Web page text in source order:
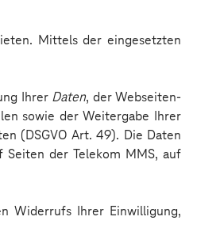
Mittels der eingesetzten
Ihrer Daten, der Webseiten-
sowie der Weitergabe Ihrer
(DSGVO Art. 49). Die Daten
Seiten der Telekom MMS, auf
Widerrufs Ihrer Einwilligung,